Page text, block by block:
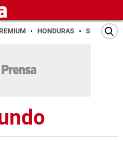
HONDURAS SAN PEDRO